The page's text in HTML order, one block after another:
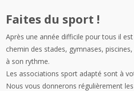
Faites du sport !
Après une année difficile pour tous il
chemin des stades, gymnases,
à son rythme.
Les associations sport adapté sont à
Nous vous donnerons régulièrement